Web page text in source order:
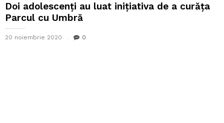
Doi adolescenți au luat inițiativa de a curăța
Parcul cu Umbră
20 noiembrie 2020 0